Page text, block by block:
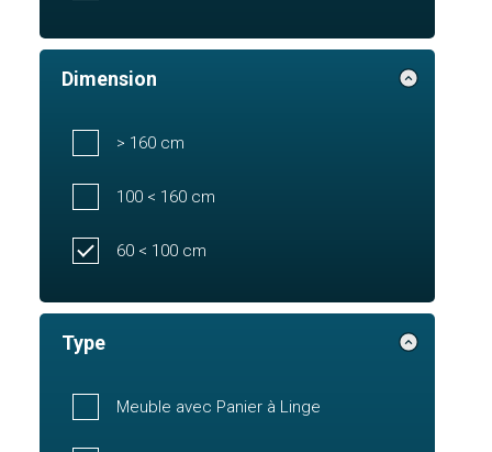
Dimension
> 160 cm
100 < 160 cm
60 < 100 cm
Type
Meuble avec Panier à Linge